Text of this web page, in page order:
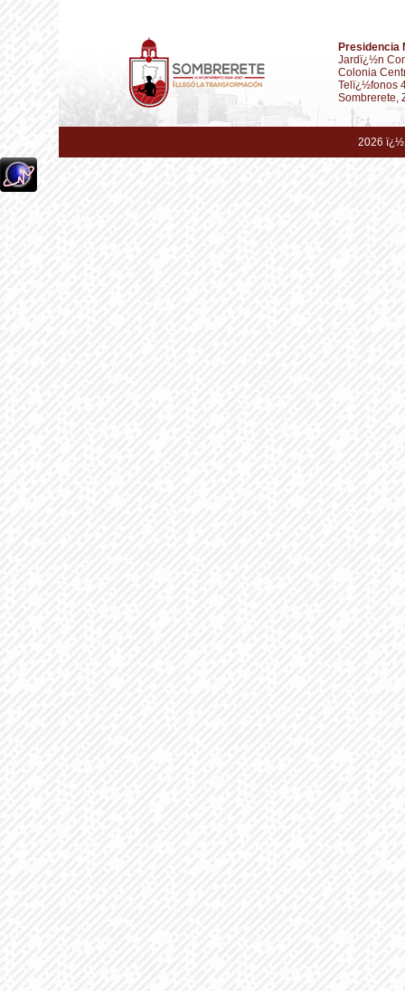
Presidencia
Jardï¿½n
Colonia
Telï¿½fonos
Sombrerete,
2026 ï¿½